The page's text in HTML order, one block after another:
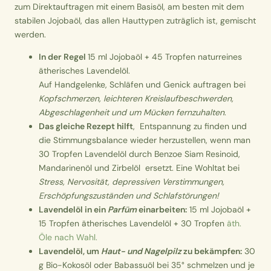
zum Direktauftragen mit einem Basisöl, am besten mit dem
stabilen Jojobaöl, das allen Hauttypen zuträglich ist, gemischt
werden.
In der Regel ​15 ml Jojobaöl + 45 Tropfen naturreines
ätherisches Lavendelöl.
Auf Handgelenke, Schläfen und Genick auftragen bei
Kopfschmerzen, leichteren Kreislaufbeschwerden,
Abgeschlagenheit und um Mücken fernzuhalten.
Das gleiche Rezept hilft, Entspannung zu finden und
die Stimmungsbalance wieder herzustellen, wenn man
30 Tropfen Lavendelöl durch Benzoe Siam Resinoid,
Mandarinenöl und Zirbelöl ersetzt. Eine Wohltat bei
Stress, Nervosität, depressiven Verstimmungen,
Erschöpfungszuständen und Schlafstörungen!
Lavendelöl in ein Parfümeinarbeiten: 15 ml Jojobaöl +
15 Tropfen ätherisches Lavendelöl + 30 Tropfen äth.
Öle nach Wahl.
Lavendelöl, um Haut- und Nagelpilzzu bekämpfen: 30
g Bio-Kokosöl oder Babassuöl bei 35° schmelzen und je